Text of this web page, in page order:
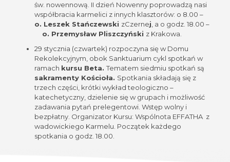
św. nowennową. II dzień Nowenny poprowadzą nasi
współbracia karmelici z innych klasztorów: o 8.00 –
o. Leszek Stańczewski zCzernej, a o godz. 18.00 –
o. Przemysław Pliszczyński z Krakowa.
29 stycznia (czwartek) rozpoczyna się w Domu
Rekolekcyjnym, obok Sanktuarium cykl spotkań w
ramach kursu Beta.Tematem siedmiu spotkań są
sakramenty Kościoła. Spotkania składają się z
trzech części, krótki wykład teologiczno –
katechetyczny, dzielenie się w grupach i możliwość
zadawania pytań prelegentowi. Wstęp wolny i
bezpłatny. Organizator Kursu: Wspólnota EFFATHA z
wadowickiego Karmelu. Początek każdego
spotkania o godz. 18.00.